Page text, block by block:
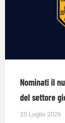
Nominati il
del settore
25 Luglio 2026